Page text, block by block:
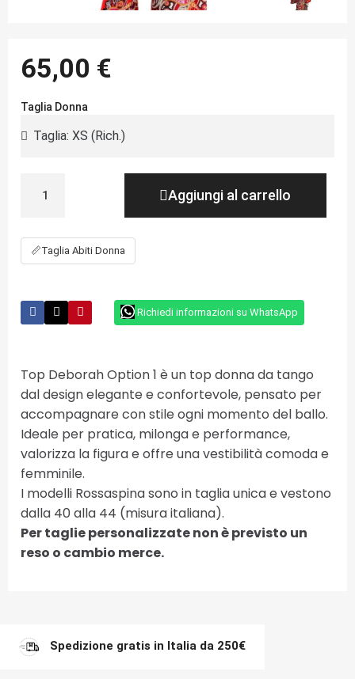
65,00 €
Taglia Donna
Aggiungi al carrello
📏Taglia Abiti Donna
Richiedi informazioni su WhatsApp
Top Deborah Option 1 è un top donna da tango
dal design elegante e confortevole, pensato per
accompagnare con stile ogni momento del ballo.
Ideale per pratica, milonga e performance,
valorizza la figura e offre una vestibilità comoda e
femminile.
I modelli Rossaspina sono in taglia unica e vestono
dalla 40 alla 44 (misura italiana).
Per taglie personalizzate non è previsto un
reso o cambio merce.
Spedizione gratis in Italia da 250€